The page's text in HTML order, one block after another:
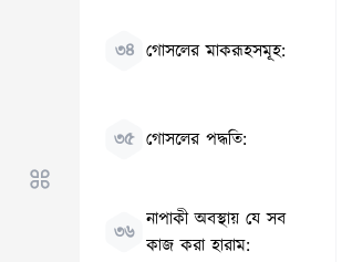
৩৪ গোসলের মাকরূহসমূহ:
৩৫ গোসলের পদ্ধতি:
৩৬
নাপাকী অবস্থায় যে সব
কাজ করা হারাম: